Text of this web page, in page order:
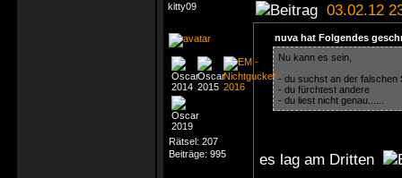
kitty09
03.02.12
Rätsel: 207
Beiträge: 995
nuva hat Folgendes
Nu kann es sein,
- du suchst an der falschen
- du fürchtest andere
- du liest nicht genau......
es lag am Dritten